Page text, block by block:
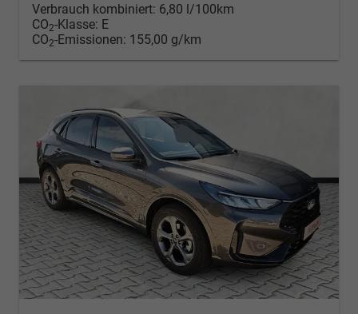
Verbrauch kombiniert: 6,80 l/100km
CO2-Klasse: E
CO2-Emissionen: 155,00 g/km